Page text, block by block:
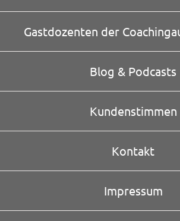
Gastdozenten der
Blog & Podcasts
Kundenstimmen
Kontakt
Impressum